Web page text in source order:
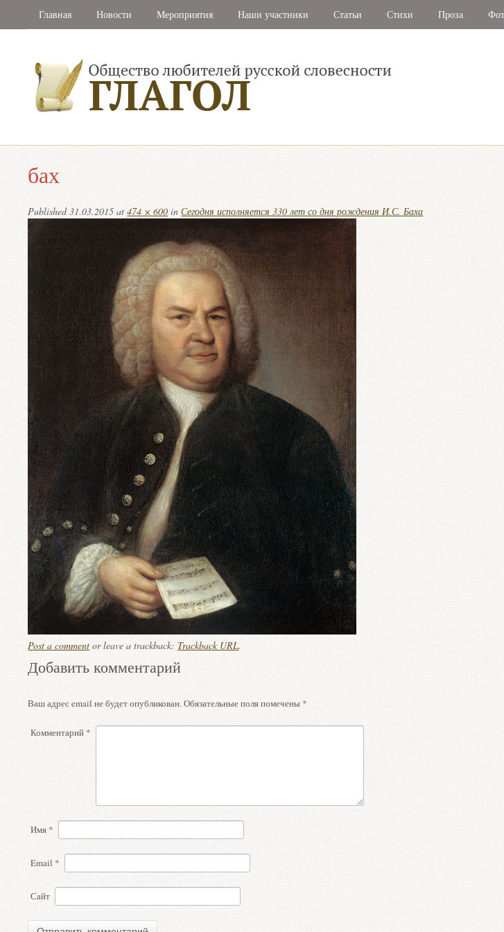
Главная Новости Мероприятия Наши участники Статьи Стихи Проза
бах
Published31.03.2015 at474 × 600 inСегодня исполняется 330 лет со дня рождения И.С. Баха
Post a comment or leave a trackback: Trackback URL.
Добавить комментарий
Ваш адрес email не будет опубликован.Обязательные поля помечены *
Комментарий *
Имя *
Email *
Сайт